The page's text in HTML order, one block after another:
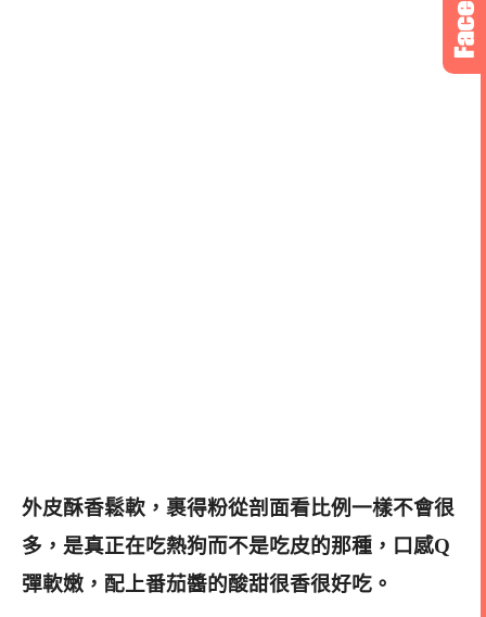
外皮酥香鬆軟，裹得粉從剖面看比例一樣不會很
多，是真正在吃熱狗而不是吃皮的那種，口感Q
彈軟嫩，配上番茄醬的酸甜很香很好吃 。